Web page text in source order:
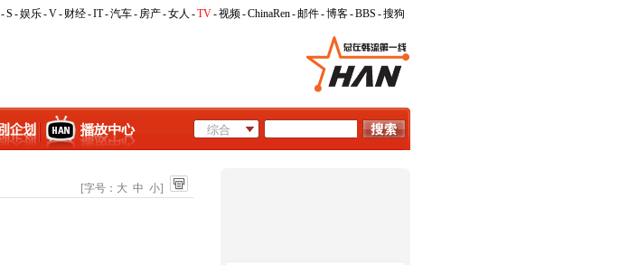
-S -娱乐-V- 财经-IT-汽车- 房产-女人 -TV-视频-ChinaRen-邮件-博客-BBS -搜狗
[字号： 大 中 小]